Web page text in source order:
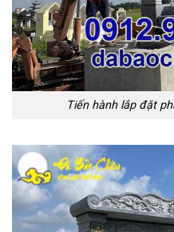
Tiến hành lắp đặt